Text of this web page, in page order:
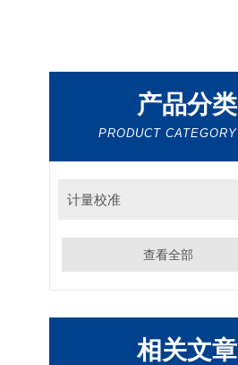
产品分类
PRODUCT CATEGORY
计量校准
查看全部
相关文章